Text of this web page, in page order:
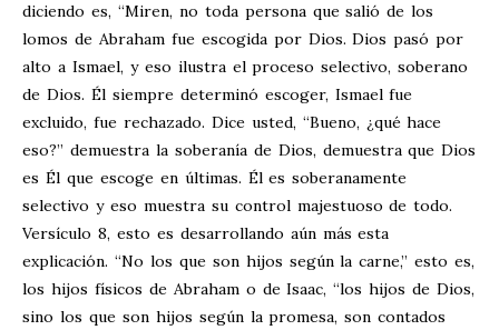
diciendo es, “Miren, no toda persona que salió de los
lomos de Abraham fue escogida por Dios. Dios pasó por
alto a Ismael, y eso ilustra el proceso selectivo, soberano
de Dios. Él siempre determinó escoger, Ismael fue
excluido, fue rechazado. Dice usted, “Bueno, ¿qué hace
eso?” demuestra la soberanía de Dios, demuestra que Dios
es Él que escoge en últimas. Él es soberanamente
selectivo y eso muestra su control majestuoso de todo.
Versículo 8, esto es desarrollando aún más esta
explicación. “No los que son hijos según la carne,” esto es,
los hijos físicos de Abraham o de Isaac, “los hijos de Dios,
sino los que son hijos según la promesa, son contados